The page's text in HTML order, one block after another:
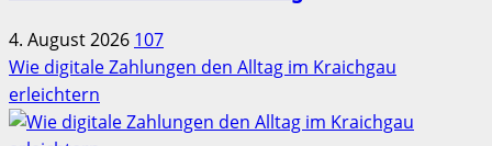
4. August 2026 107
Wie digitale Zahlungen den Alltag im Kraichgau
erleichtern